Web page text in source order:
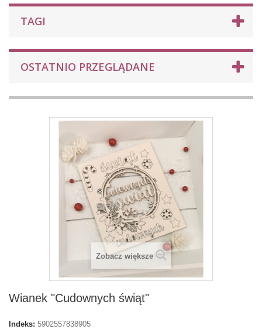
TAGI
OSTATNIO PRZEGLĄDANE
Zobacz większe
Wianek "Cudownych świąt"
Indeks: 5902557838905